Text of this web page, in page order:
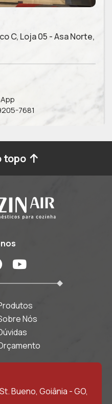
C, Loja 05 - Asa Norte,
7681
topo
Nós
Bueno, Goiânia - GO,